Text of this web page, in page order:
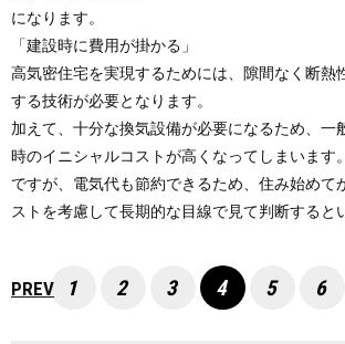
になります。
「建設時に費用が掛かる」
高気密住宅を実現するためには、隙間なく断熱
する技術が必要となります。
加えて、十分な換気設備が必要になるため、一
時のイニシャルコストが高くなってしまいます。
ですが、電気代も節約できるため、住み始めて
ストを考慮して長期的な目線で見て判断すると
PREV 1 2 3 4 5 6